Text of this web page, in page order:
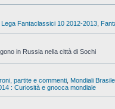
Lega Fantaclassici 10 2012-2013
in Russia nella città di Sochi
partite e commenti Mondiali
: Curiosità e gnocca mondiale